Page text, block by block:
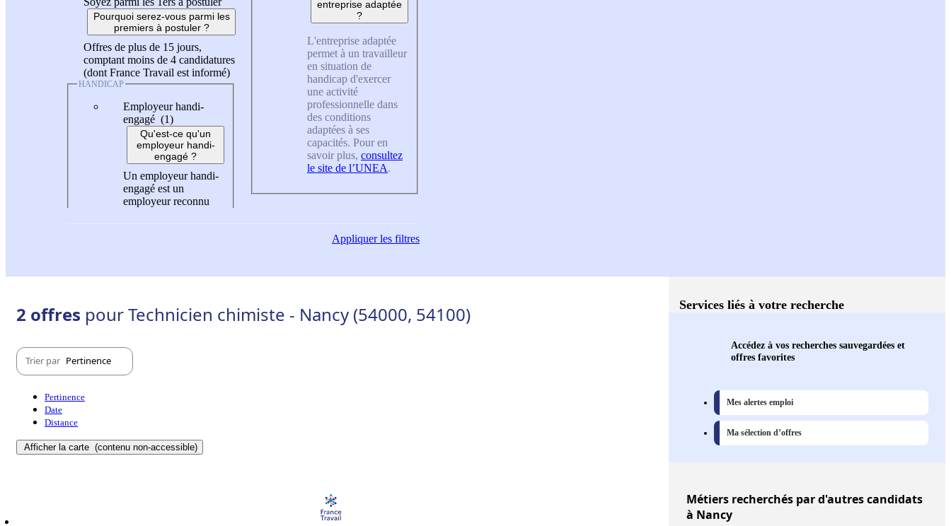
Pourquoi serez-vous parmi les
premiers à postuler ?
Offres de plus de 15 jours,
comptant moins de 4 candidatures
(dont France Travail est informé)
HANDICAP
Employeur handi-
engagé (1)
Qu'est-ce qu'un
employeur handi-
engagé ?
Un employeur handi-
engagé est un
employeur reconnu
entreprise adaptée
?
L'entreprise adaptée
permet à un travailleur
en situation de
handicap d'exercer
une activité
professionnelle dans
des conditions
adaptées à ses
capacités. Pour en
savoir plus, consultez
le site de l’UNEA.
Appliquerles filtres
2 offres pour Technicien chimiste - Nancy (54000, 54100)
Trier par Pertinence
Pertinence
Date
Distance
Afficher la carte (contenu non-accessible)
Services liés à votre recherche
Accédez à vos recherches sauvegardées et
offres favorites
Mes alertes emploi
Ma sélection d’offres
Métiers recherchés par d'autres candidats
à Nancy